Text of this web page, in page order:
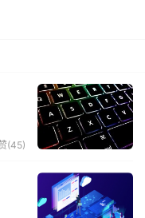
(45)